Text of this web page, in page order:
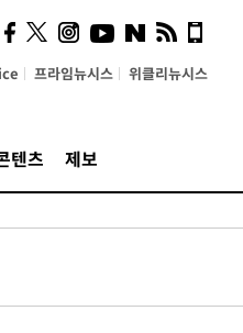
프라임뉴시스 위클리뉴시스
텐츠 제보
의견, 국토부·LH에 충실히
전달할 것"